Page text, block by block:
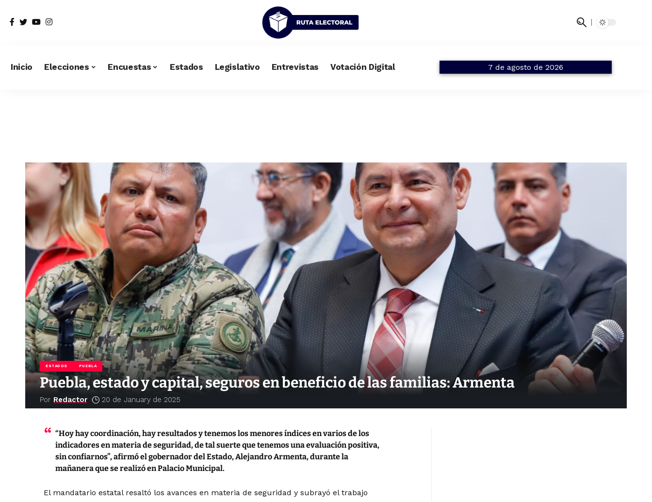
Inicio Elecciones Encuestas Estados Legislativo Entrevistas Votación Digital 7 de agosto de 2026
ESTADOS PUEBLA
Puebla, estado y capital, seguros en beneficio de las familias: Armenta
Por Redactor 20 de January de 2025
“Hoy hay coordinación, hay resultados y tenemos los menores índices en varios de los
indicadores en materia de seguridad, de tal suerte que tenemos una evaluación positiva,
sin confiarnos”, afirmó el gobernador del Estado, Alejandro Armenta, durante la
mañanera que se realizó en Palacio Municipal.
El mandatario estatal resaltó los avances en materia de seguridad y subrayó el trabajo